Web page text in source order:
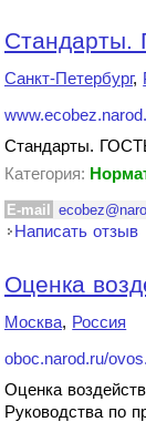
Стандарты.
Санкт-Петербург,
Стандарты.
Категория:
E-mail
Написать отзыв
Оценка
Москва, Россия
oboc.narod.ru/
Оценка
Руководства по